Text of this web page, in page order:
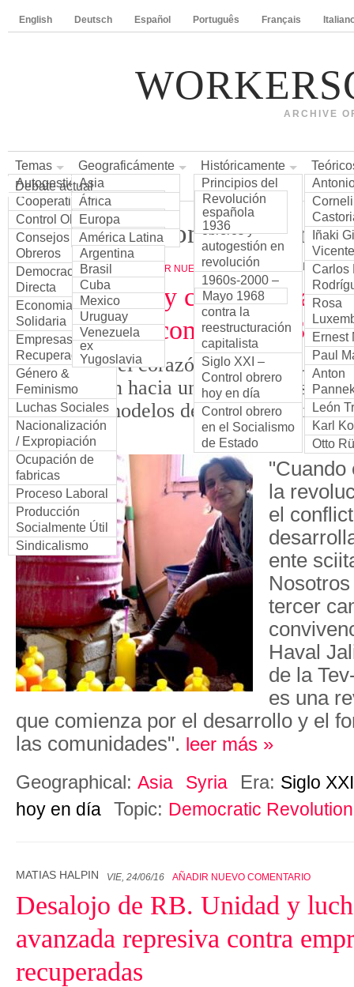
English Deutsch Español Português Français
ARCHIVE
Temas
Autogestión
Cooperativas
Control Obrero
Consejos
Obreros
Democracia
Directa
Economia
Solidaria
Empresas
Recuperadas
Género &
Feminismo
Luchas Sociales
Nacionalización
/ Expropiación
Ocupación de
fabricas
Proceso Laboral
Producción
Socialmente Útil
Sindicalismo
Geograficámente
Asia
India
África
Egipto
Europa
Francia
País Vasco
Grecia
España
Italia
Portugal
Turquía
ex
Yugoslavia
América Latina
Argentina
Brasil
Cuba
Mexico
Uruguay
Venezuela
Históricamente
Principios del
siglo XX –
Consejos
obreros y
autogestión en
revolución
Revolución
española
1936
1960s-2000 –
Control obrero
contra la
reestructuración
capitalista
Mayo 1968
Siglo XXI –
Control obrero
hoy en día
Control obrero
en el Socialismo
de Estado
Iñaki
Vicente
Carlos
Rosa
Ernest
Paul
Anton
León
Karl
Otto
Debate actual
Siglo XXI - Control obrero
X.HAVAL MIÉ, 28/12/16 AÑADIR NUEVO COMENTARIO ITALIANO
Cooperativas y comunas: la
Rojava en el conflicto en Siria.
Un viaje en el corazón de la revolución
de transición hacia una economía
de nuevos modelos de organización
productiva.
"Cuando
la
el
ente
tercer
Haval
de la
es una
que comienza por el desarrollo y el
las comunidades". leer más »
Geographical: Asia Syria Era: Siglo
hoy en día
Topic: Democratic Revolution
MATIAS HALPIN VIE, 24/06/16 AÑADIR NUEVO COMENTARIO
Desalojo de RB. Unidad y
avanzada represiva contra
recuperadas